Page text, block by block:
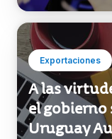
Exportaciones
A las
el gobierno
Uruguay